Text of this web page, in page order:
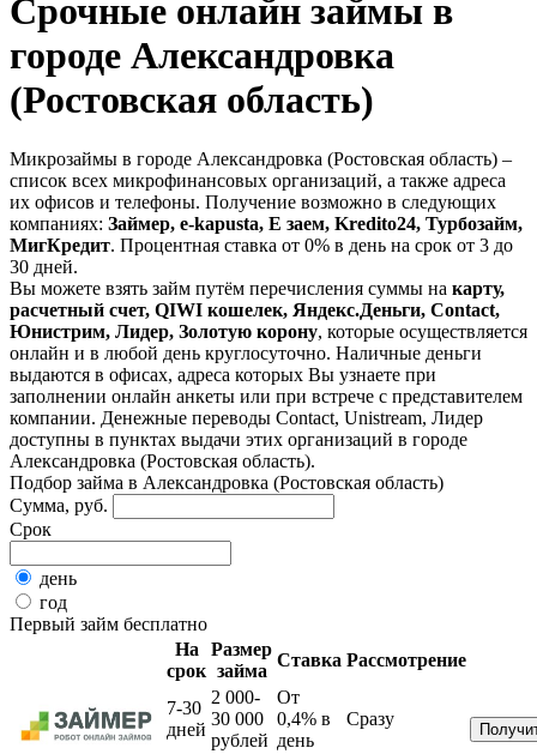
Срочные онлайн займы в
городе Александровка
(Ростовская область)
Микрозаймы в городе Александровка (Ростовская область) –
список всех микрофинансовых организаций, а также адреса
их офисов и телефоны. Получение возможно в следующих
компаниях: Займер, e-kapusta, Е заем, Kredito24, Турбозайм,
МигКредит. Процентная ставка от 0% в день на срок от 3 до
30 дней.
Вы можете взять займ путём перечисления суммы на карту,
расчетный счет, QIWI кошелек, Яндекс.Деньги, Contact,
Юнистрим, Лидер, Золотую корону, которые осуществляется
онлайн и в любой день круглосуточно. Наличные деньги
выдаются в офисах, адреса которых Вы узнаете при
заполнении онлайн анкеты или при встрече с представителем
компании. Денежные переводы Contact, Unistream, Лидер
доступны в пунктах выдачи этих организаций в городе
Александровка (Ростовская область).
Подбор займа в Александровка (Ростовская область)
Сумма, руб.
Срок
день
год
Первый займ бесплатно
На
срок
Размер
займа
Ставка Рассмотрение
7-30
дней
2 000-
30 000
рублей
От
0,4% в
день
Сразу